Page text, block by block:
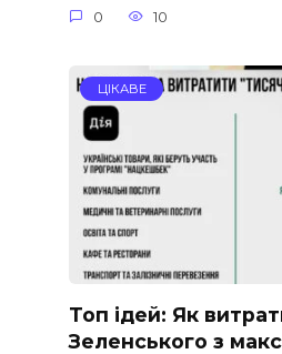
0 10
ЦІКАВЕ
Топ ідей: Як
Зеленського з